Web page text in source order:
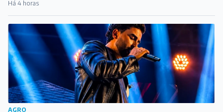
Vinicius Santoz e programação até domingo
Há 5 horas